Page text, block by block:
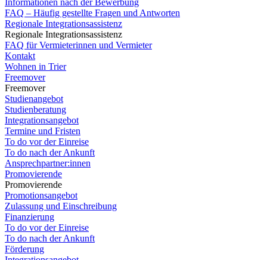
Informationen nach der Bewerbung
FAQ – Häufig gestellte Fragen und Antworten
Regionale Integrationsassistenz
Regionale Integrationsassistenz
FAQ für Vermieterinnen und Vermieter
Kontakt
Wohnen in Trier
Freemover
Freemover
Studienangebot
Studienberatung
Integrationsangebot
Termine und Fristen
To do vor der Einreise
To do nach der Ankunft
Ansprechpartner:innen
Promovierende
Promovierende
Promotionsangebot
Zulassung und Einschreibung
Finanzierung
To do vor der Einreise
To do nach der Ankunft
Förderung